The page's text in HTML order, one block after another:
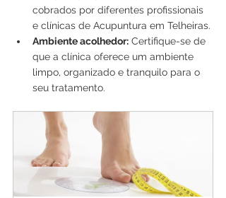
cobrados por diferentes profissionais
e clínicas de Acupuntura em Telheiras.
Ambiente acolhedor: Certifique-se de
que a clínica oferece um ambiente
limpo, organizado e tranquilo para o
seu tratamento.